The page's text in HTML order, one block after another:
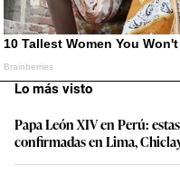
Lo más visto
Papa León XIV en Perú:
confirmadas en Lima,